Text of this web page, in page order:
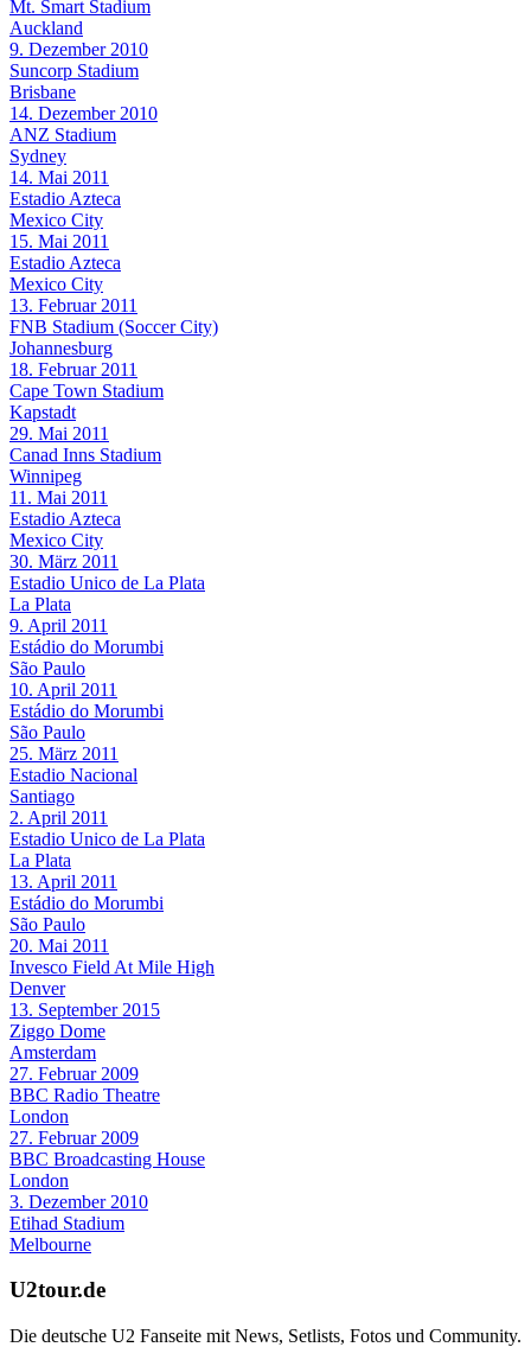
Mt. Smart Stadium
Auckland
9. Dezember 2010
Suncorp Stadium
Brisbane
14. Dezember 2010
ANZ Stadium
Sydney
14. Mai 2011
Estadio Azteca
Mexico City
15. Mai 2011
Estadio Azteca
Mexico City
13. Februar 2011
FNB Stadium (Soccer City)
Johannesburg
18. Februar 2011
Cape Town Stadium
Kapstadt
29. Mai 2011
Canad Inns Stadium
Winnipeg
11. Mai 2011
Estadio Azteca
Mexico City
30. März 2011
Estadio Unico de La Plata
La Plata
9. April 2011
Estádio do Morumbi
São Paulo
10. April 2011
Estádio do Morumbi
São Paulo
25. März 2011
Estadio Nacional
Santiago
2. April 2011
Estadio Unico de La Plata
La Plata
13. April 2011
Estádio do Morumbi
São Paulo
20. Mai 2011
Invesco Field At Mile High
Denver
13. September 2015
Ziggo Dome
Amsterdam
27. Februar 2009
BBC Radio Theatre
London
27. Februar 2009
BBC Broadcasting House
London
3. Dezember 2010
Etihad Stadium
Melbourne
U2tour.de
Die deutsche U2 Fanseite mit News, Setlists, Fotos und Community.